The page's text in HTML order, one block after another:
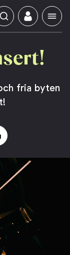
fria byten